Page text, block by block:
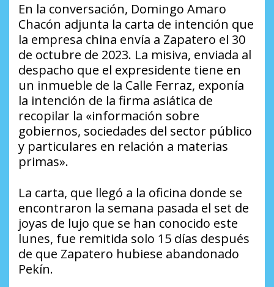
En la conversación, Domingo Amaro
Chacón adjunta la carta de intención que
la empresa china envía a Zapatero el 30
de octubre de 2023. La misiva, enviada al
despacho que el expresidente tiene en
un inmueble de la Calle Ferraz, exponía
la intención de la firma asiática de
recopilar la «información sobre
gobiernos, sociedades del sector público
y particulares en relación a materias
primas».
La carta, que llegó a la oficina donde se
encontraron la semana pasada el set de
joyas de lujo que se han conocido este
lunes, fue remitida solo 15 días después
de que Zapatero hubiese abandonado
Pekín.